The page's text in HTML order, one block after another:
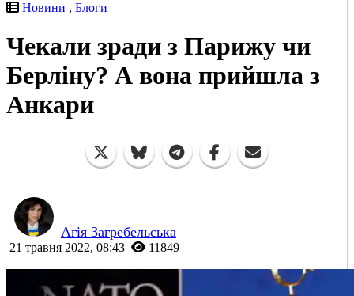
Новини , Блоги
Чекали зради з Парижу чи
Берліну? А вона прийшла з
Анкари
Агія Загребельська
21 травня 2022, 08:43 11849